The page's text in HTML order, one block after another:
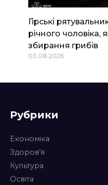
Гірські
річного чоловіка,
збирання грибів
03.08.2026
Рубрики
Економіка
Здоров’я
Культура
Освіта